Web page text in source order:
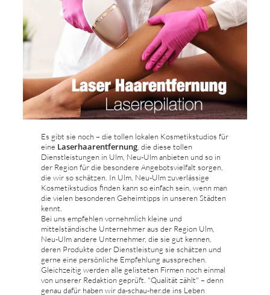
Es gibt sie noch – die tollen lokalen Kosmetikstudios für
eine Laserhaarentfernung , die diese tollen
Dienstleistungen in Ulm, Neu-Ulm anbieten und so in
der Region für die besondere Angebotsvielfalt sorgen,
die wir so schätzen. In Ulm, Neu-Ulm zuverlässige
Kosmetikstudios finden kann so einfach sein, wenn man
die vielen besonderen Geheimtipps in unseren Städten
kennt.
Bei uns empfehlen vornehmlich kleine und
mittelständische Unternehmer aus der Region Ulm,
Neu-Ulm andere Unternehmer, die sie gut kennen,
deren Produkte oder Dienstleistung sie schätzen und
gerne eine persönliche Empfehlung aussprechen.
Gleichzeitig werden alle gelisteten Firmen noch einmal
von unserer Redaktion geprüft. "Qualität zählt" – denn
genau dafür haben wir da-schau-her.de ins Leben